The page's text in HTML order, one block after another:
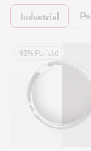
Industrial
93% Perfekt!